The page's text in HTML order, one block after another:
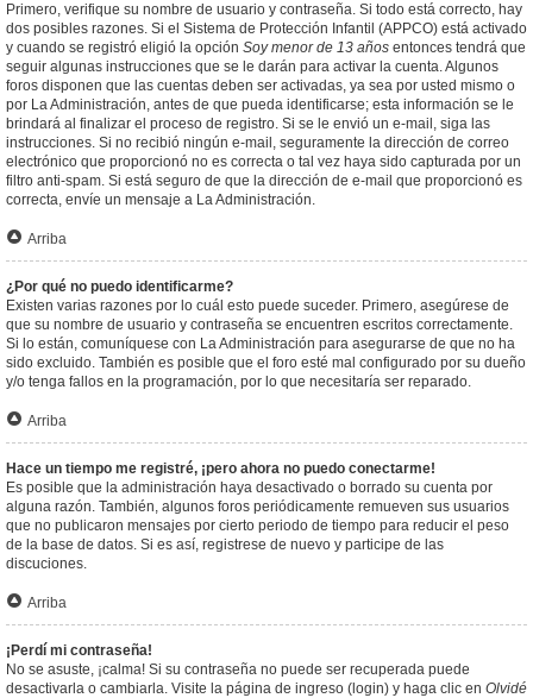
Primero, verifique su nombre de usuario y contraseña. Si todo está correcto, hay
dos posibles razones. Si el Sistema de Protección Infantil (APPCO) está activado
y cuando se registró eligió la opción Soy menor de 13 años entonces tendrá que
seguir algunas instrucciones que se le darán para activar la cuenta. Algunos
foros disponen que las cuentas deben ser activadas, ya sea por usted mismo o
por La Administración, antes de que pueda identificarse; esta información se le
brindará al finalizar el proceso de registro. Si se le envió un e-mail, siga las
instrucciones. Si no recibió ningún e-mail, seguramente la dirección de correo
electrónico que proporcionó no es correcta o tal vez haya sido capturada por un
filtro anti-spam. Si está seguro de que la dirección de e-mail que proporcionó es
correcta, envíe un mensaje a La Administración.
Arriba
¿Por qué no puedo identificarme?
Existen varias razones por lo cuál esto puede suceder. Primero, asegúrese de
que su nombre de usuario y contraseña se encuentren escritos correctamente.
Si lo están, comuníquese con La Administración para asegurarse de que no ha
sido excluido. También es posible que el foro esté mal configurado por su dueño
y/o tenga fallos en la programación, por lo que necesitaría ser reparado.
Arriba
Hace un tiempo me registré, ¡pero ahora no puedo conectarme!
Es posible que la administración haya desactivado o borrado su cuenta por
alguna razón. También, algunos foros periódicamente remueven sus usuarios
que no publicaron mensajes por cierto periodo de tiempo para reducir el peso
de la base de datos. Si es así, registrese de nuevo y participe de las
discuciones.
Arriba
¡Perdí mi contraseña!
No se asuste, ¡calma! Si su contraseña no puede ser recuperada puede
desactivarla o cambiarla. Visite la página de ingreso (login) y haga clic en Olvidé